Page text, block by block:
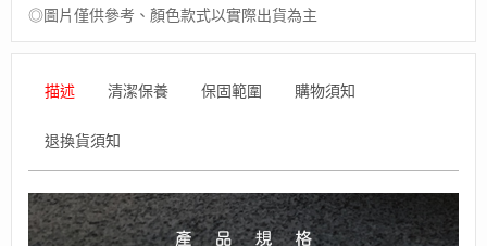
◎圖片僅供參考、顏色款式以實際出貨為主
描述 清潔保養 保固範圍 購物須知
退換貨須知